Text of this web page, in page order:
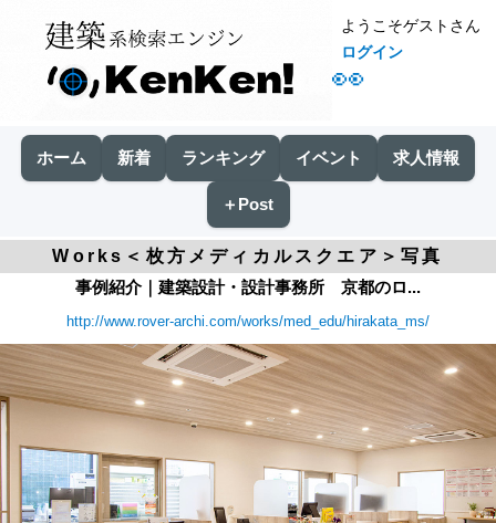
👀
ようこそゲストさん
ログイン
ホーム 新着 ランキング イベント 求人情報
＋Post
Works＜枚方メディカルスクエア＞写真
事例紹介｜建築設計・設計事務所 京都のロ...
http://www.rover-archi.com/works/med_edu/hirakata_ms/